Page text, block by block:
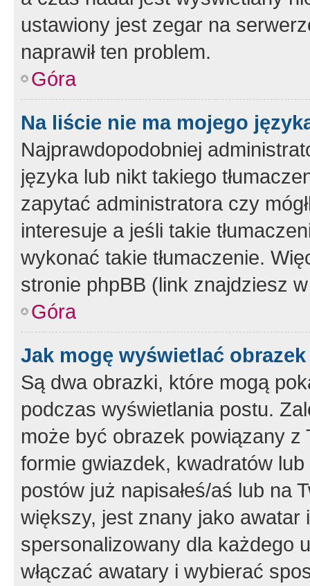
ustawiony jest zegar na
naprawił ten problem.
Góra
Na liście nie ma mojego
Najprawdopodobniej
języka lub nikt takiego
zapytać administratora czy
interesuje a jeśli takie
wykonać takie tłumaczenie.
stronie phpBB (link znajdziesz
Góra
Jak mogę wyświetlać
Są dwa obrazki, które mogą
podczas wyświetlania postu.
może być obrazek powiązany z
formie gwiazdek, kwadratów
postów już napisałeś/aś lub na
większy, jest znany jako
spersonalizowany dla każdego
włączać awatary i wybierać